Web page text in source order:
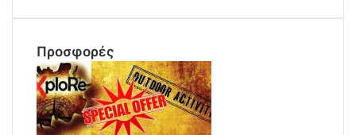
Αναζήτηση
Προσφορές